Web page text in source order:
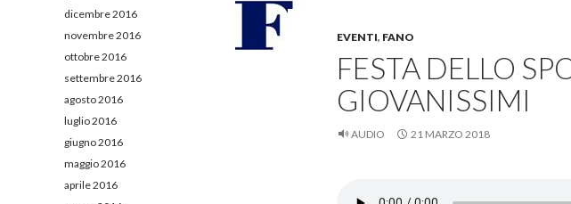
EVENTI, FANO
FESTA DELLO
GIOVANISSIMI
AUDIO 21 MARZO 2018
dicembre 2016
novembre 2016
ottobre 2016
settembre 2016
agosto 2016
luglio 2016
giugno 2016
maggio 2016
aprile 2016